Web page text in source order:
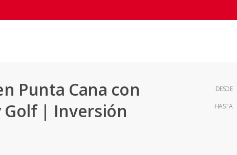
Punta Cana con
Golf | Inversión
DESDE
HASTA